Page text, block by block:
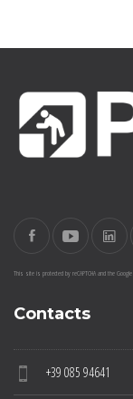
This site is protected by reCAPTCHA and the Google
Contacts
+39 085 94641